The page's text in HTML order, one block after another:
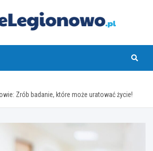
Zrób badanie, które może uratować życie!